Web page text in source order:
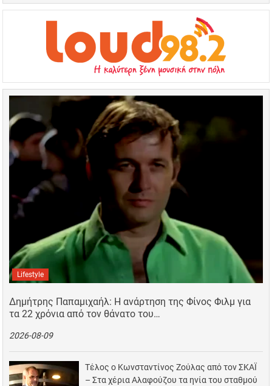
Lifestyle
Δημήτρης Παπαμιχαήλ: Η ανάρτηση της Φίνος Φιλμ για
τα 22 χρόνια από τον θάνατο του…
2026-08-09
Τέλος ο Κωνσταντίνος Ζούλας από τον ΣΚΑΪ
– Στα χέρια Αλαφούζου τα ηνία του σταθμού